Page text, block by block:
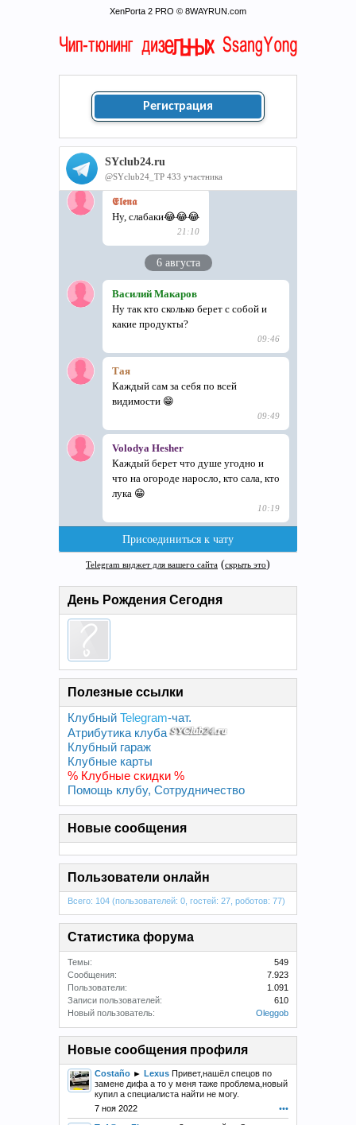
XenPorta 2 PRO © 8WAYRUN.com
Регистрация
День Рождения Сегодня
Полезные ссылки
Клубный Telegram-чат.
Атрибутика клуба
Клубный гараж
Клубные карты
% Клубные скидки %
Помощь клубу, Сотрудничество
Новые сообщения
Пользователи онлайн
Всего: 104 (пользователей: 0, гостей: 27, роботов: 77)
Статистика форума
Темы:
549
Сообщения:
7.923
Пользователи:
1.091
Записи пользователей:
610
Новый пользователь:
Oleggob
Новые сообщения профиля
Costaño ► Lexus Привет,нашёл спецов по
замене дифа а то у меня таже проблема,новый
купил а специалиста найти не могу.
7 ноя 2022
•••